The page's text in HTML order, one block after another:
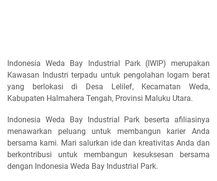
Indonesia Weda Bay Industrial Park (IWIP) merupakan
Kawasan Industri terpadu untuk pengolahan logam berat
yang berlokasi di Desa Lelilef, Kecamatan Weda,
Kabupaten Halmahera Tengah, Provinsi Maluku Utara.
Indonesia Weda Bay Industrial Park beserta afiliasinya
menawarkan peluang untuk membangun karier Anda
bersama kami. Mari salurkan ide dan kreativitas Anda dan
berkontribusi untuk membangun kesuksesan bersama
dengan Indonesia Weda Bay Industrial Park.